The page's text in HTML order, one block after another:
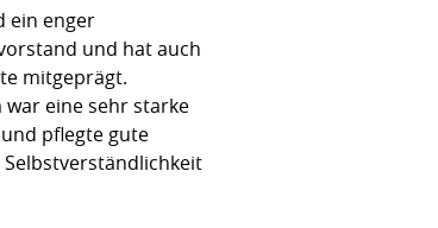
ein enger
und hat auch
mitgeprägt.
war eine sehr starke
pflegte gute